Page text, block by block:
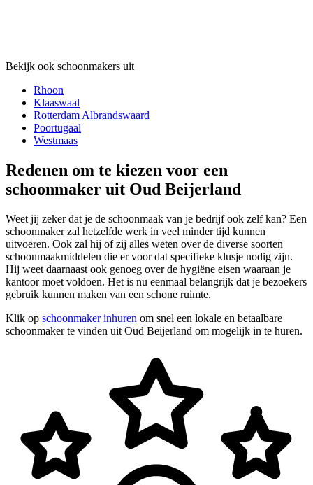
Bekijk ook schoonmakers uit
Rhoon
Klaaswaal
Rotterdam Albrandswaard
Poortugaal
Westmaas
Redenen om te kiezen voor een
schoonmaker uit Oud Beijerland
Weet jij zeker dat je de schoonmaak van je bedrijf ook zelf kan? Een
schoonmaker zal hetzelfde werk in veel minder tijd kunnen
uitvoeren. Ook zal hij of zij alles weten over de diverse soorten
schoonmaakmiddelen die er voor dat specifieke klusje nodig zijn.
Hij weet daarnaast ook genoeg over de hygiëne eisen waaraan je
kantoor moet voldoen. Het is nu eenmaal belangrijk dat je bezoekers
gebruik kunnen maken van een schone ruimte.
Klik op schoonmaker inhuren om snel een lokale en betaalbare
schoonmaker te vinden uit Oud Beijerland om mogelijk in te huren.